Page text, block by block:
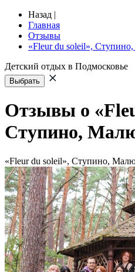
Назад |
Главная
Отзывы
«Fleur du soleil»,
Детский отдых в Подмосковье
Выбрать
Отзывы о
Ступино,
«Fleur du soleil», Ступино,